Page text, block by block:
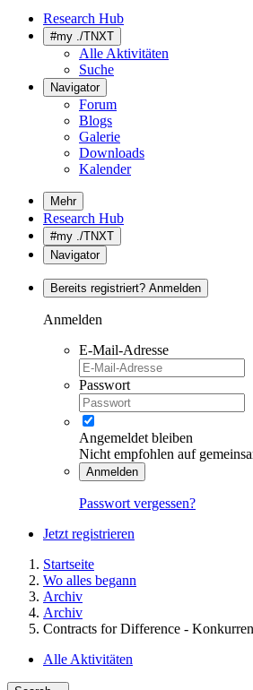
Research Hub
#my ./TNXT
Alle Aktivitäten
Suche
Navigator
Forum
Blogs
Galerie
Downloads
Kalender
Mehr
Research Hub
#my ./TNXT
Navigator
Bereits registriert? Anmelden
Anmelden
E-Mail-Adresse
Passwort
Angemeldet bleiben
Nicht empfohlen auf
Anmelden
Passwort vergessen?
Jetzt registrieren
Startseite
Wo alles begann
Archiv
Archiv
Contracts for Difference -
Alle Aktivitäten